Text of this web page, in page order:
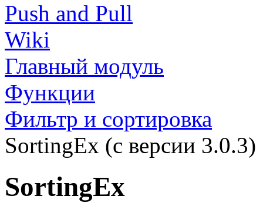
Push and Pull
Wiki
Главный модуль
Функции
Фильтр и сортировка
SortingEx (с версии 3.0.3)
SortingEx